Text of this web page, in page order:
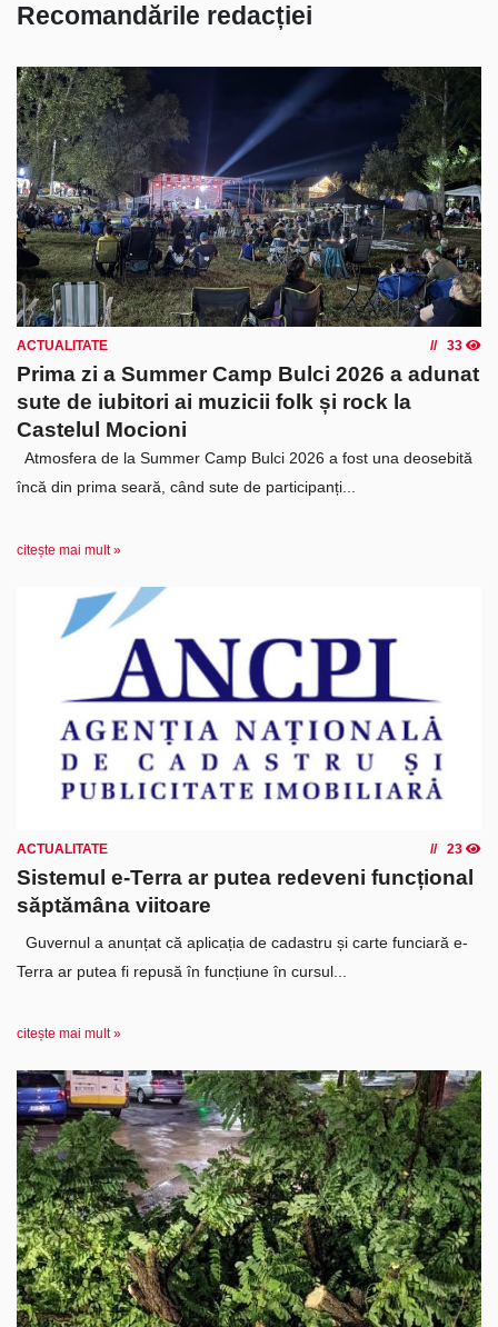
Recomandările redacției
ACTUALITATE 33
Prima zi a Summer Camp Bulci 2026 a adunat
sute de iubitori ai muzicii folk și rock la
Castelul Mocioni
Atmosfera de la Summer Camp Bulci 2026 a fost una deosebită
încă din prima seară, când sute de participanți...
citește mai mult »
ACTUALITATE 23
Sistemul e-Terra ar putea redeveni funcțional
săptămâna viitoare
Guvernul a anunțat că aplicația de cadastru și carte funciară e-
Terra ar putea fi repusă în funcțiune în cursul...
citește mai mult »